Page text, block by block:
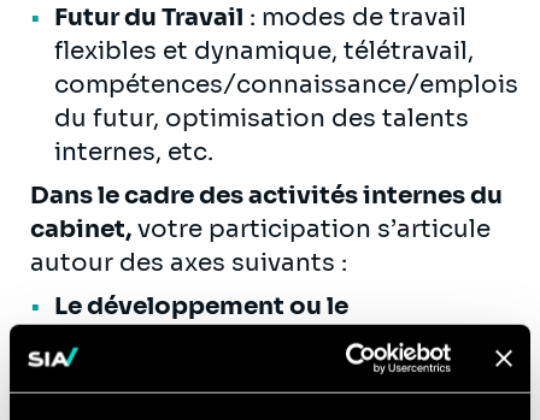
Futur du Travail : modes de travail
flexibles et dynamique, télétravail,
compétences/connaissance/emplois
du futur, optimisation des talents
internes, etc.
Dans le cadre des activités internes du
cabinet, votre participation s’articule
autour des axes suivants :
Le développement ou le
renforcement de nos offres/
décryptages des innovations et